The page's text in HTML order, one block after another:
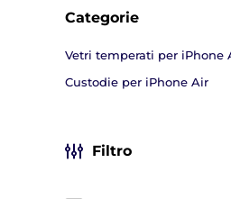
Categorie
Vetri temperati per iPhone
Custodie per iPhone Air
Filtro